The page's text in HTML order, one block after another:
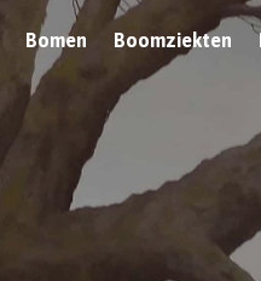
Bomen Boomziekten